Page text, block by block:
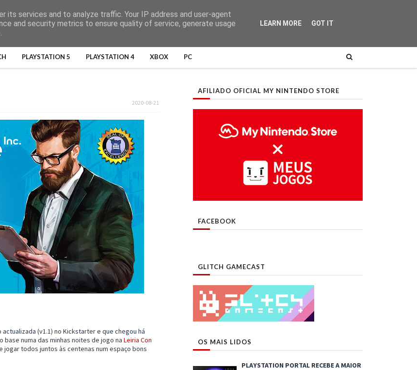
PLAYSTATION 5 PLAYSTATION 4 XBOX PC
2020-08-21
(v1.1) no Kickstarter e que chegou há
numa das minhas noites de jogo na Leiria Con
todos juntos às centenas num espaço bons
AFILIADO OFICIAL MY NINTENDO STORE
FACEBOOK
GLITCH GAMECAST
OS MAIS LIDOS
PLAYSTATION PORTAL RECEBE A MAIOR
its services and to analyze traffic. Your IP address and user-agent
and security metrics to ensure quality of service, generate usage
LEARN MORE GOT IT